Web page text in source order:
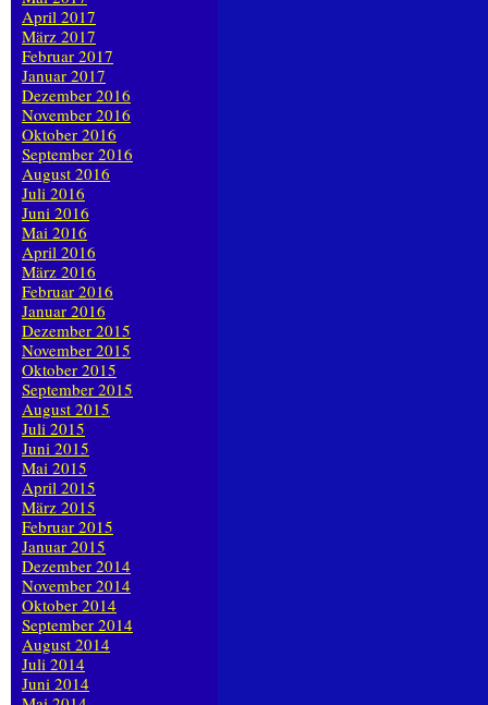
April 2017
März 2017
Februar 2017
Januar 2017
Dezember 2016
November 2016
Oktober 2016
September 2016
August 2016
Juli 2016
Juni 2016
Mai 2016
April 2016
März 2016
Februar 2016
Januar 2016
Dezember 2015
November 2015
Oktober 2015
September 2015
August 2015
Juli 2015
Juni 2015
Mai 2015
April 2015
März 2015
Februar 2015
Januar 2015
Dezember 2014
November 2014
Oktober 2014
September 2014
August 2014
Juli 2014
Juni 2014